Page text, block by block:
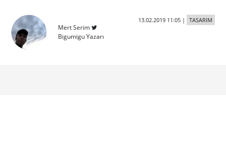
Mert Serim
Bigumigu Yazarı
13.02.2019 11:05| TASARIM